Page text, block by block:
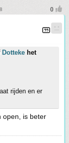
Dotteke het
rijden en er
open, is beter